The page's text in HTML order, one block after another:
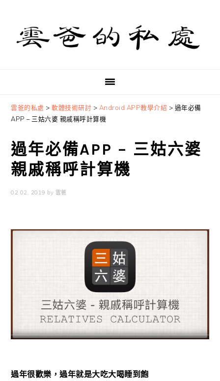
primary
navigation
content
primary
sidebar
雲爸的私處 >軟體技術研討 > Android APP教學介紹 > 過年必備
APP – 三姑六婆 親戚稱呼計算機
過年必備APP – 三姑六婆
親戚稱呼計算機
02 02, 2019 by 雲爸
過年很歡樂，過年就是大吃大喝睡到飽